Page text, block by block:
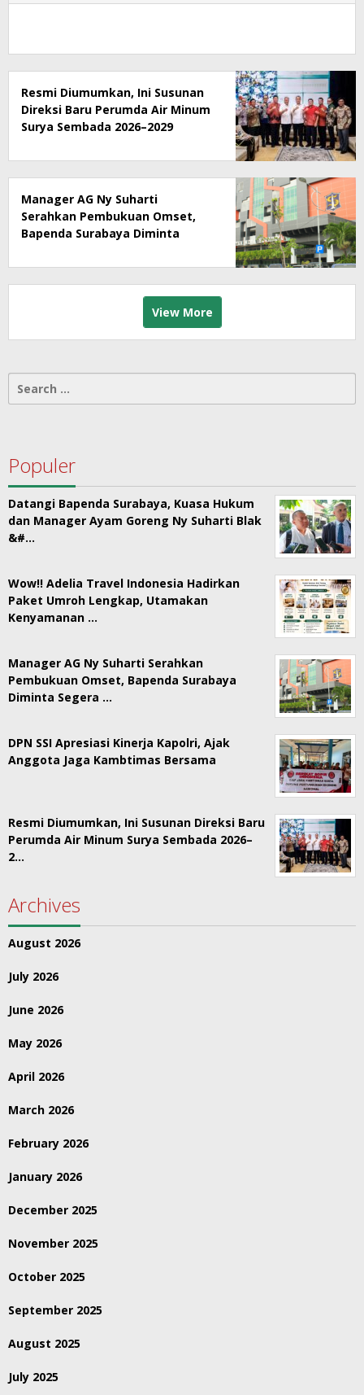
Resmi Diumumkan, Ini Susunan
Direksi Baru Perumda Air Minum
Surya Sembada 2026–2029
Manager AG Ny Suharti
Serahkan Pembukuan Omset,
Bapenda Surabaya Diminta
View More
Search
Populer
Datangi Bapenda Surabaya, Kuasa Hukum
dan Manager Ayam Goreng Ny Suharti Blak
&#…
Wow!! Adelia Travel Indonesia Hadirkan
Paket Umroh Lengkap, Utamakan
Kenyamanan …
Manager AG Ny Suharti Serahkan
Pembukuan Omset, Bapenda Surabaya
Diminta Segera …
DPN SSI Apresiasi Kinerja Kapolri, Ajak
Anggota Jaga Kambtimas Bersama
Resmi Diumumkan, Ini Susunan Direksi Baru
Perumda Air Minum Surya Sembada 2026–
2…
Archives
August 2026
July 2026
June 2026
May 2026
April 2026
March 2026
February 2026
January 2026
December 2025
November 2025
October 2025
September 2025
August 2025
July 2025